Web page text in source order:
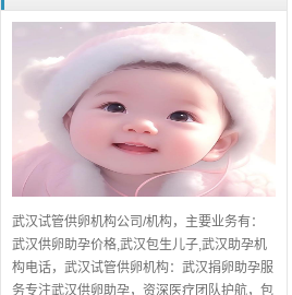
武汉试管供卵机构公司/机构，主要业务有：
武汉供卵助孕价格,武汉包生儿子,武汉助孕机
构电话，武汉试管供卵机构：武汉捐卵助孕服
务专注武汉供卵助孕，资深医疗团队护航，包